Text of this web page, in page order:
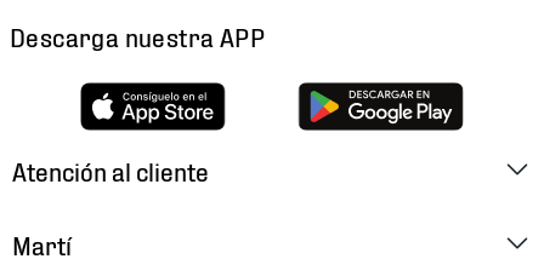
Descarga nuestra APP
Atención al cliente
Martí